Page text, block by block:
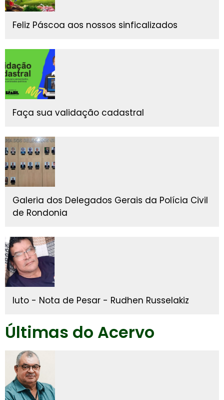
Feliz Páscoa aos nossos sinficalizados
Faça sua validação cadastral
Galeria dos Delegados Gerais da Polícia Civil
de Rondonia
luto - Nota de Pesar - Rudhen Russelakiz
Últimas do Acervo